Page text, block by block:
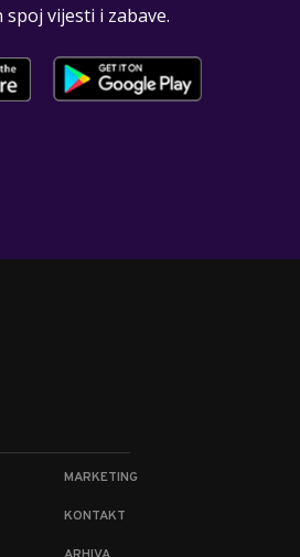
spoj vijesti i zabave.
MARKETING
KONTAKT